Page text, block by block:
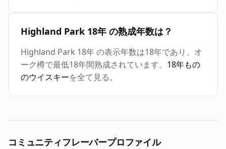
Highland Park 18年 の熟成年数は？
Highland Park 18年 の表示年数は18年であり、オ
ーク樽で最低18年間熟成されています。 18年もの
のウイスキーを全て見る。
コミュニティフレーバープロファイル